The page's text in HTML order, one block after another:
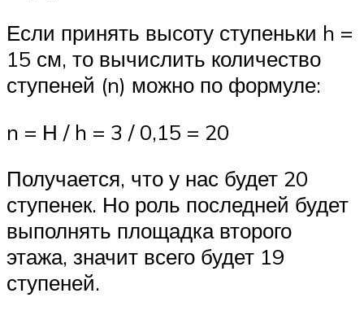
Если принять высоту ступеньки h =
15 см, то вычислить количество
ступеней (n) можно по формуле:
n = Н / h = 3 / 0,15 = 20
Получается, что у нас будет 20
ступенек. Но роль последней будет
выполнять площадка второго
этажа, значит всего будет 19
ступеней.